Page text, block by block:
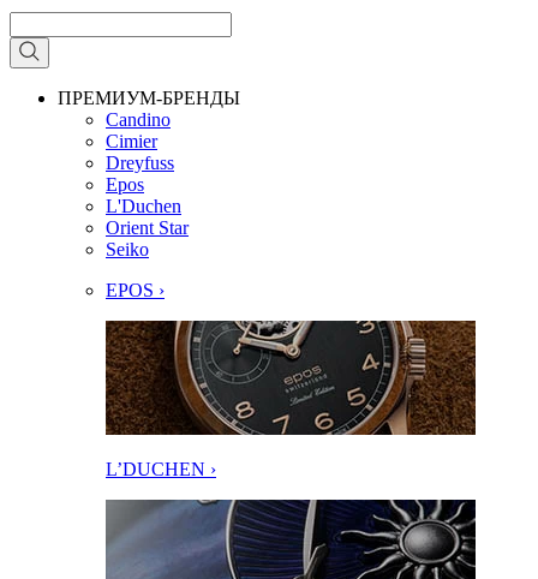
ПРЕМИУМ-БРЕНДЫ
Candino
Cimier
Dreyfuss
Epos
L'Duchen
Orient Star
Seiko
EPOS ›
L’DUCHEN ›